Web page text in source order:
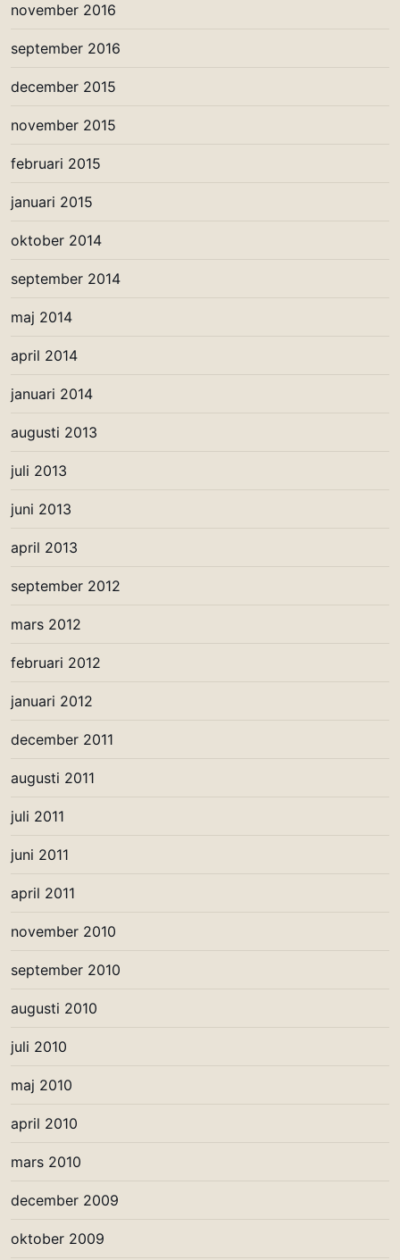
november 2016
september 2016
december 2015
november 2015
februari 2015
januari 2015
oktober 2014
september 2014
maj 2014
april 2014
januari 2014
augusti 2013
juli 2013
juni 2013
april 2013
september 2012
mars 2012
februari 2012
januari 2012
december 2011
augusti 2011
juli 2011
juni 2011
april 2011
november 2010
september 2010
augusti 2010
juli 2010
maj 2010
april 2010
mars 2010
december 2009
oktober 2009